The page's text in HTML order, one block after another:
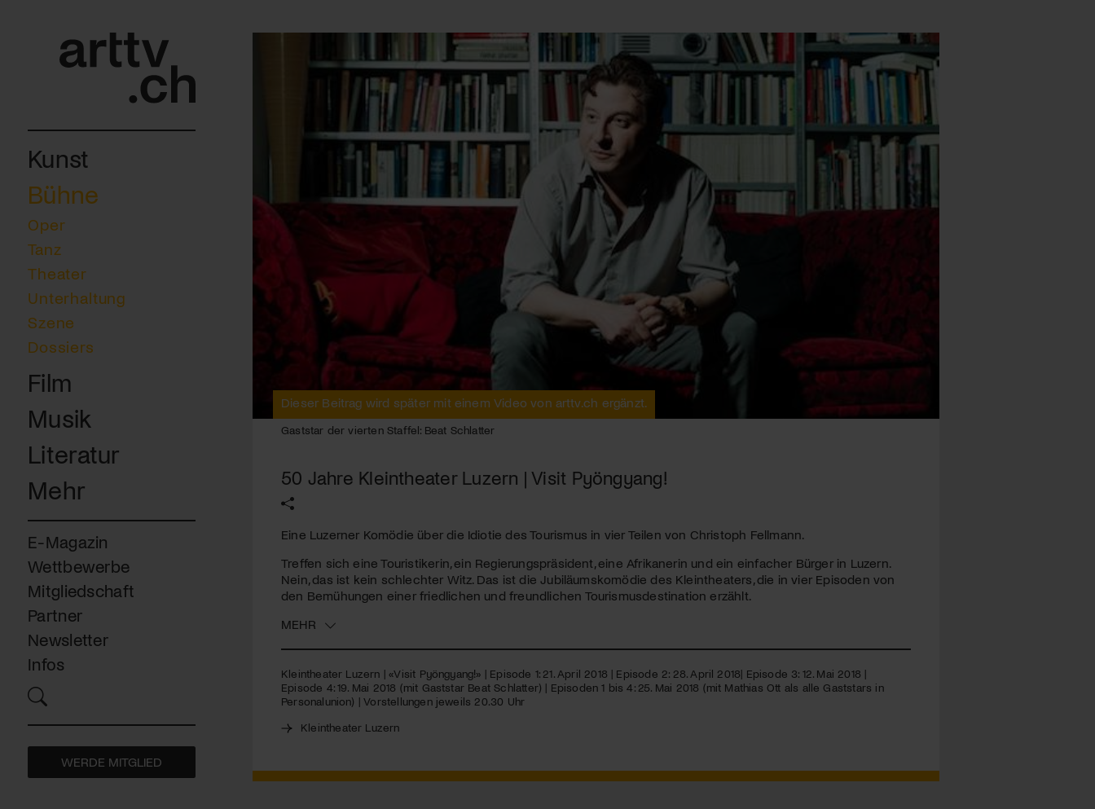
Kunst
Bühne
Oper
Tanz
Theater
Unterhaltung
Szene
Dossiers
Film
Musik
Literatur
Mehr
E-Magazin
Wettbewerbe
Mitgliedschaft
Partner
Newsletter
Infos
WERDE MITGLIED
Dieser Beitrag wird später mit einem Video von arttv.ch ergänzt.
Gaststar der vierten Staffel: Beat Schlatter
50 Jahre Kleintheater Luzern | Visit Pyöngyang!
Eine Luzerner Komödie über die Idiotie des Tourismus in vier Teilen von Christoph Fellmann.
Treffen sich eine Touristikerin, ein Regierungspräsident, eine Afrikanerin und ein einfacher Bürger in Luzern.
Nein, das ist kein schlechter Witz. Das ist die Jubiläumskomödie des Kleintheaters, die in vier Episoden von
den Bemühungen einer friedlichen und freundlichen Tourismusdestination erzählt.
MEHR
Kleintheater Luzern | «Visit Pyöngyang!» | Episode 1: 21. April 2018 | Episode 2: 28. April 2018| Episode 3: 12. Mai 2018 |
Episode 4: 19. Mai 2018 (mit Gaststar Beat Schlatter) | Episoden 1 bis 4: 25. Mai 2018 (mit Mathias Ott als alle Gaststars in
Personalunion) | Vorstellungen jeweils 20.30 Uhr
Kleintheater Luzern
Mach mit: «Be Part of the Art»!
Engagiere dich als Kulturliebhaber:in, Kulturschaffende(r) oder
Kulturinstitution und unterstütze unsere Arbeit.
Mit deiner Mitgliedschaft erhältst du kostenlosen Zugang zu
diversen Kulturevents.